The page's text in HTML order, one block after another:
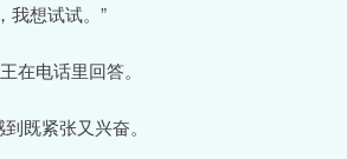
我想试试。”
在电话里回答。
既紧张又兴奋。